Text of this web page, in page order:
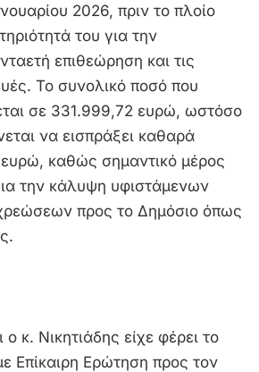
2026, πριν το πλοίο
του για την
επιθεώρηση και τις
Το συνολικό ποσό που
σε 331.999,72 ευρώ, ωστόσο
να εισπράξει καθαρά
καθώς σημαντικό μέρος
την κάλυψη υφιστάμενων
προς το Δημόσιο όπως
ο κ. Νικητιάδης είχε φέρει το
Επίκαιρη Ερώτηση προς τον